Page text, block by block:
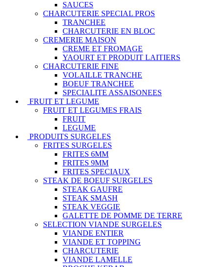
SAUCES
CHARCUTERIE SPECIAL PROS
TRANCHEE
CHARCUTERIE EN BLOC
CREMERIE MAISON
CREME ET FROMAGE
YAOURT ET PRODUIT LAITIERS
CHARCUTERIE FINE
VOLAILLE TRANCHE
BOEUF TRANCHEE
SPECIALITE ASSAISONEES
FRUIT ET LEGUME
FRUIT ET LEGUMES FRAIS
FRUIT
LEGUME
PRODUITS SURGELES
FRITES SURGELES
FRITES 6MM
FRITES 9MM
FRITES SPECIAUX
STEAK DE BOEUF SURGELES
STEAK GAUFRE
STEAK SMASH
STEAK VEGGIE
GALETTE DE POMME DE TERRE
SELECTION VIANDE SURGELES
VIANDE ENTIER
VIANDE ET TOPPING
CHARCUTERIE
VIANDE LAMELLE